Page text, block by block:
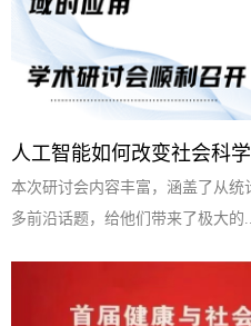
人工智能如何改变社会
本次研讨会内容丰富，涵盖了从
多前沿话题，给他们带来了极大的...